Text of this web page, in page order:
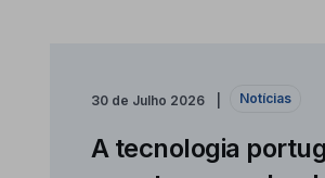
30 de Julho 2026 Notícias
A tecnologia